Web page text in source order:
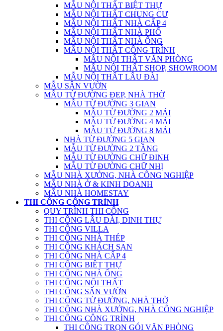
MẪU NỘI THẤT BIỆT THỰ
MẪU NỘI THẤT CHUNG CƯ
MẪU NỘI THẤT NHÀ CẤP 4
MẪU NỘI THẤT NHÀ PHỐ
MẪU NỘI THẤT NHÀ ỐNG
MẪU NỘI THẤT CÔNG TRÌNH
MẪU NỘI THẤT VĂN PHÒNG
MẪU NỘI THẤT SHOP, SHOWROOM
MẪU NỘI THẤT LÂU ĐÀI
MẪU SÂN VƯỜN
MẪU TỪ ĐƯỜNG ĐẸP, NHÀ THỜ
MẪU TỪ ĐƯỜNG 3 GIAN
MẪU TỪ ĐƯỜNG 2 MÁI
MẪU TỪ ĐƯỜNG 4 MÁI
MẪU TỪ ĐƯỜNG 8 MÁI
NHÀ TỪ ĐƯỜNG 5 GIAN
MẪU TỪ ĐƯỜNG 2 TẦNG
MẪU TỪ ĐƯỜNG CHỮ ĐINH
MẪU TỪ ĐƯỜNG CHỮ NHỊ
MẪU NHÀ XƯỞNG, NHÀ CÔNG NGHIỆP
MẪU NHÀ Ở & KINH DOANH
MẪU NHÀ HOMESTAY
THI CÔNG CÔNG TRÌNH
QUY TRÌNH THI CÔNG
THI CÔNG LÂU ĐÀI, DINH THỰ
THI CÔNG VILLA
THI CÔNG NHÀ THÉP
THI CÔNG KHÁCH SẠN
THI CÔNG NHÀ CẤP 4
THI CÔNG BIỆT THỰ
THI CÔNG NHÀ ỐNG
THI CÔNG NỘI THẤT
THI CÔNG SÂN VƯỜN
THI CÔNG TỪ ĐƯỜNG, NHÀ THỜ
THI CÔNG NHÀ XƯỞNG, NHÀ CÔNG NGHIỆP
THI CÔNG CÔNG TRÌNH
THI CÔNG TRỌN GÓI VĂN PHÒNG